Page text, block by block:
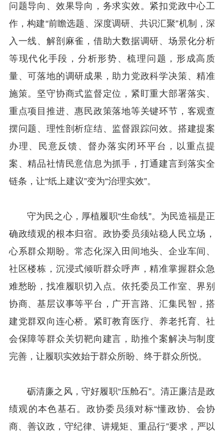
问题导向、效果导向，务求实效。紧扣党政中心工
作，构建“前瞻选题、深度调研、共识汇聚”机制，深
入一线、解剖麻雀，借助大数据调研、场景化分析
等现代化手段，分析形势、梳理问题，形成高质
量、可落地的调研成果，助力党政科学决策、精准
施策。坚守协商式监督定位，紧盯重大部署落实、
重点项目推进、惠民政策落地等关键环节，客观查
摆问题、理性剖析症结、监督跟踪问效。搭建提案
办理、民意反馈、督办落实闭环平台，以重点提
案、精品社情民意信息为抓手，打通建言到落实全
链条，让“纸上建议”变为“治理实效”。
守为民之心，厚植履职“生命线”。为民造福是正
确政绩观的根本归宿。政协委员须站稳人民立场，
心系群众期盼。常态化深入田间地头、企业车间、
社区楼栋，沉浸式倾听群众呼声，精准掌握群众急
难愁盼，找准履职切入点。依托委员工作室、界别
协商、基层议事等平台，广开言路、汇集民智，搭
建党群双向连心桥。紧盯教育医疗、养老托育、社
会保障等群众关切靶向建言，助推个案解决与制度
完善，让履职实效始于群众所盼、终于群众所悦。
砺清廉之风，守好履职“压舱石”。清正廉洁是政
绩观的本色基石。政协委员须对标“懂政协、会协
商、善议政，守纪律、讲规矩、重品行”要求，严以